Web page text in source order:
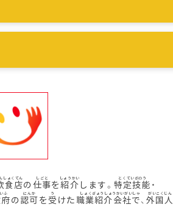
食店の 仕事を紹介 します。 特定技能 ・
の 認可を受 けた 職業紹介会社で、 外国人